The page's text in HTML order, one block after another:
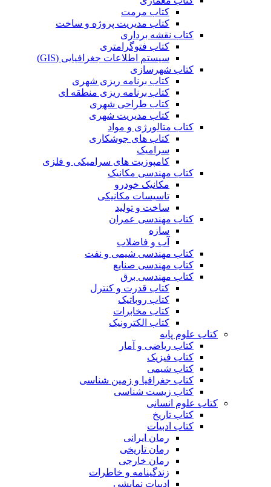
کتاب مرمت
کتاب مدیریت پروژه و ساخت
کتاب نقشه برداری
کتاب فتوگرامتری
سیستم اطلاعات جغرافیایی (GIS)
کتاب شهرسازی
کتاب برنامه ریزی شهری
کتاب برنامه ریزی منطقه ای
کتاب طراحی شهری
کتاب مدیریت شهری
کتاب متالورژی و مواد
کتاب های جوشکاری
سرامیک
کامپوزیت های سرامیکی و فلزی
کتاب مهندسی مکانیک
مکانیک خودرو
تاسیسات مکانیکی
ساخت و تولید
کتاب مهندسی عمران
سازه
آب و فاضلاب
کتاب مهندسی شیمی و نفت
کتاب مهندسی صنایع
کتاب مهندسی برق
کتاب قدرت و کنترل
کتاب روباتیک
کتاب مخابرات
کتاب الکترونیک
کتاب علوم پایه
کتاب ریاضی و آمار
کتاب فیزیک
کتاب شیمی
کتاب جغرافیا و زمین شناسی
کتاب زیست شناسی
کتاب علوم انسانی
کتاب تاریخ
کتاب ادبیات
رمان ایرانی
رمان تاریخی
رمان خارجی
زندگینامه و خاطرات
ادبیات نمایشی